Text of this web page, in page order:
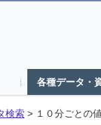
各種データ・
検索 > １０分ごとの